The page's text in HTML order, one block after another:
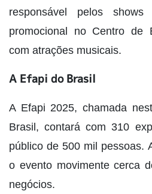
responsável pelos
promocional no Centro de
com atrações musicais.
A Efapi do Brasil
A Efapi 2025, chamada
Brasil, contará com 310
público de 500 mil pessoas.
o evento movimente cerca
negócios.